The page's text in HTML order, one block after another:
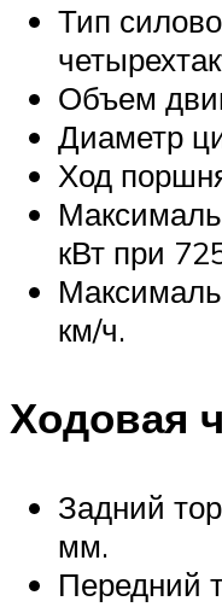
Тип
Объем
Диаметр
Ход
кВт при
км/ч.
Ходовая
Задний
мм.
Передний